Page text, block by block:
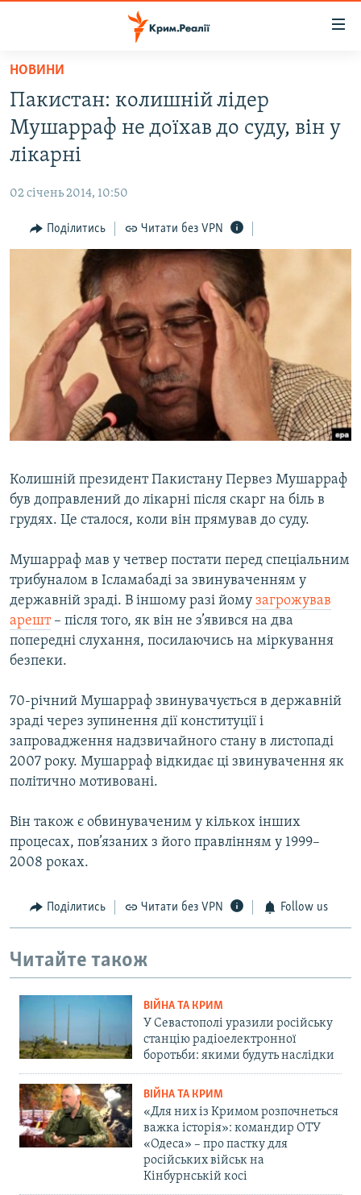
Перейти
основного
матеріалу
Перейти
до
основної
Перейти
до
ВІДЕО ТА ФОТО
БЛОГИ
ПОГЛЯД
ВСЕ ЗА ДЕНЬ
СПЕЦПРОЕКТИ
ДЕПОРТАЦІЯ
ВІДЕОУРОКИ «ELIFBE»
СВІДЧЕННЯ ОКУПАЦІЇ
УКРАЇНСЬКА ПРОБЛЕМА КРИМУ
ЯК ОБІЙТИ БЛОКУВАННЯ
Русский
Qırımtatar
НОВИНИ
Пакистан: колишній лідер
Мушарраф не доїхав до суду, він у
лікарні
02 січень 2014, 10:50
Поділитись Читати без VPN
Колишній президент Пакистану Первез Мушарраф
був доправлений до лікарні після скарг на біль в
грудях. Це сталося, коли він прямував до суду.
Мушарраф мав у четвер постати перед спеціальним
трибуналом в Ісламабаді за звинуваченням у
державній зраді. В іншому разі йому загрожував
арешт– після того, як він не з’явився на два
попередні слухання, посилаючись на міркування
безпеки.
70-річний Мушарраф звинувачується в державній
зраді через зупинення дії конституції і
запровадження надзвичайного стану в листопаді
2007 року. Мушарраф відкидає ці звинувачення як
політично мотивовані.
Він також є обвинуваченим у кількох інших
процесах, пов’язаних з його правлінням у 1999–
2008 роках.
Поділитись Читати без VPN Follow us
Читайте також
ВІЙНА ТА КРИМ
У Севастополі уразили російську
станцію радіоелектронної
боротьби: якими будуть наслідки
ВІЙНА ТА КРИМ
«Для них із Кримом розпочнеться
важка історія»: командир ОТУ
«Одеса» – про пастку для
російських військ на
Кінбурнській косі